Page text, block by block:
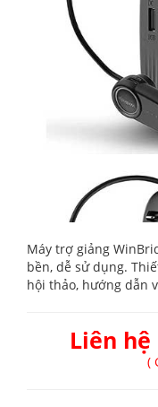
Máy trợ giảng
bền, dễ sử dụng.
hội thảo, hướng dẫn
Liên hệ
(